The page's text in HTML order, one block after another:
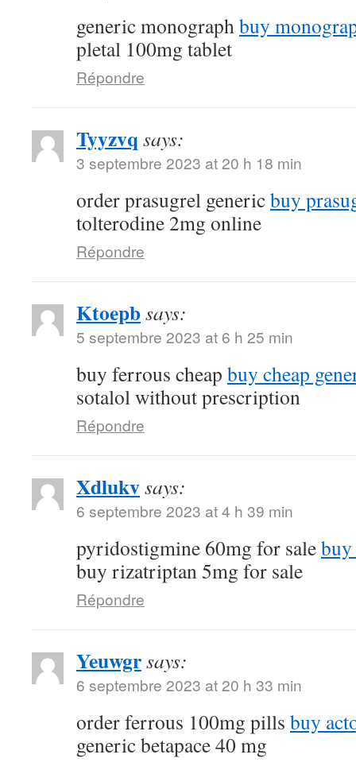
generic monographbuy
pletal 100mg tablet
Répondre
Tyyzvq says:
3 septembre 2023 at 20 h 18 min
order prasugrel genericbuy
tolterodine 2mg online
Répondre
Ktoepbsays:
5 septembre 2023 at 6 h 25 min
buy ferrous cheap buy cheap
sotalol without prescription
Répondre
Xdlukvsays:
6 septembre 2023 at 4 h 39 min
pyridostigmine 60mg for sale
buy rizatriptan 5mg for sale
Répondre
Yeuwgrsays:
6 septembre 2023 at 20 h 33 min
order ferrous 100mg pills buy
generic betapace 40 mg